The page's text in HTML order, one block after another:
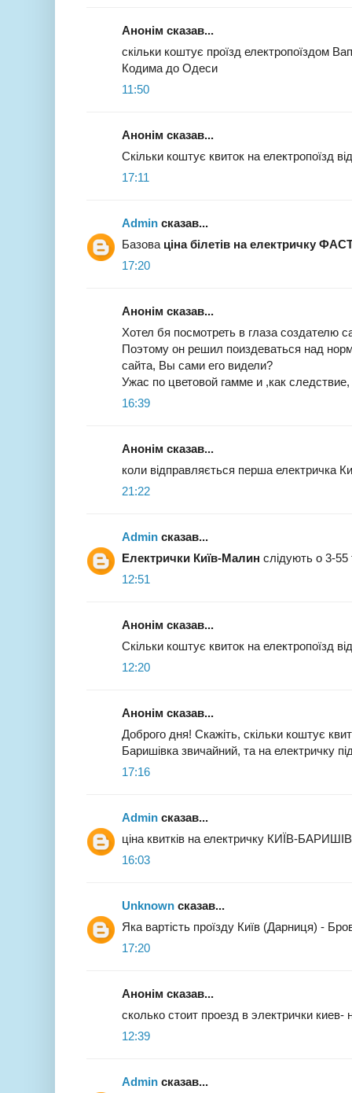
Анонім сказав...
скільки коштує проїзд електропоїздом
Кодима до Одеси
11:50
Анонім сказав...
Скільки коштує квиток на електропоїзд
17:11
Admin сказав...
Базова ціна білетів на електричку
17:20
Анонім сказав...
Хотел бя посмотреть в глаза создателю
Поэтому он решил поиздеваться над
сайта, Вы сами его видели?
Ужас по цветовой гамме и ,как
16:39
Анонім сказав...
коли відправляється перша електричка
21:22
Admin сказав...
Електрички Київ-Малин слідують о 3-55
12:51
Анонім сказав...
Скільки коштує квиток на електропоїзд
12:20
Анонім сказав...
Доброго дня! Скажіть, скільки коштує
Баришівка звичайний, та на електричку
17:16
Admin сказав...
ціна квитків на електричку КИЇВ-
16:03
Unknown сказав...
Яка вартість проїзду Київ (Дарниця) -
17:20
Анонім сказав...
сколько стоит проезд в электрички киев-
12:39
Admin сказав...